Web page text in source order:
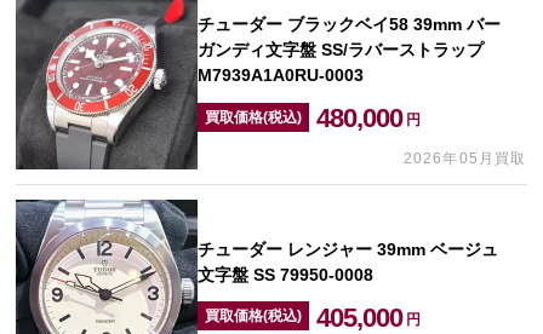
チューダー ブラックベイ58 39mm バー
ガンディ文字盤 SS/ラバーストラップ
M7939A1A0RU-0003
買取価格(税込) 480,000 円
2026年05月買取
チューダー レンジャー 39mm ベージュ
文字盤 SS 79950-0008
買取価格(税込) 405,000 円